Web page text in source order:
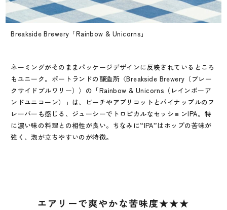
Breakside Brewery「Rainbow & Unicorns」
ネーミングがそのままパッケージデザインに反映されているところ
もユニーク。ポートランドの醸造所〈Breakside Brewery（ブレー
クサイドブルワリー）〉の「Rainbow & Unicorns（レインボーア
ンドユニコーン）」は、ピーチやアプリコットとパイナップルのフ
レーバーも感じる、ジューシーでトロピカルなセッションIPA。特
に濃い味の料理との相性が良い。ちなみに“IPA”はホップの苦味が
強く、泡が立ちやすいのが特徴。
エアリーで爽やかな苦味度★★★